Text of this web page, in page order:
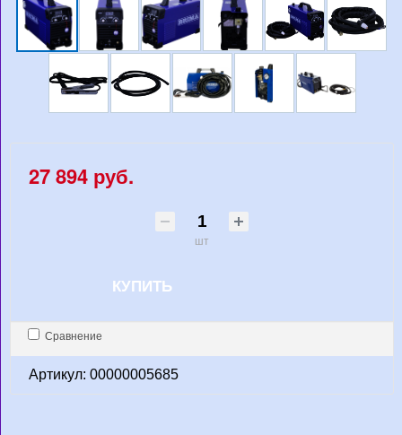
27 894 руб.
шт
КУПИТЬ
Сравнение
Артикул: 00000005685